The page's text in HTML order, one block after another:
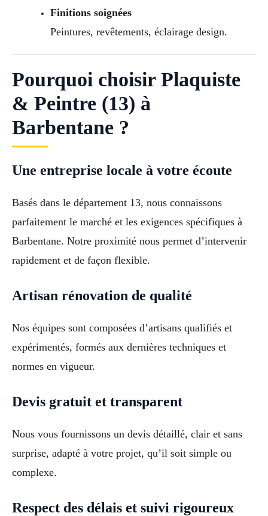
Finitions soignées
Peintures, revêtements, éclairage design.
Pourquoi choisir Plaquiste
& Peintre (13) à
Barbentane ?
Une entreprise locale à votre écoute
Basés dans le département 13, nous connaissons
parfaitement le marché et les exigences spécifiques à
Barbentane. Notre proximité nous permet d’intervenir
rapidement et de façon flexible.
Artisan rénovation de qualité
Nos équipes sont composées d’artisans qualifiés et
expérimentés, formés aux dernières techniques et
normes en vigueur.
Devis gratuit et transparent
Nous vous fournissons un devis détaillé, clair et sans
surprise, adapté à votre projet, qu’il soit simple ou
complexe.
Respect des délais et suivi rigoureux